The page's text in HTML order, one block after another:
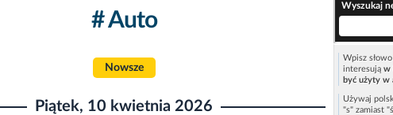
# Auto
Nowsze
Piątek, 10 kwietnia 2026
Wyszukaj
Wpisz
interesują w
być użyty w
Używaj
"s" zamiast